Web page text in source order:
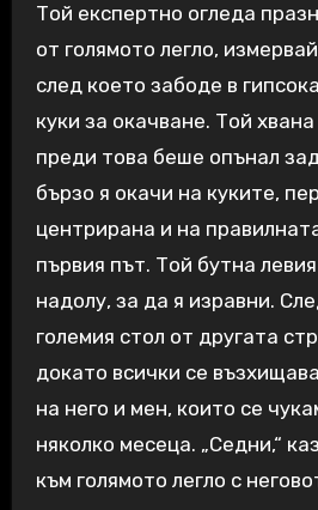
Той експертно огледа
от голямото легло,
след което забоде в
куки за окачване. Той
преди това беше опънал
бързо я окачи на куките,
центрирана и на
първия път. Той бутна
надолу, за да я изравни.
големия стол от другата
докато всички се
на него и мен, които се
няколко месеца. „Седни,“
към голямото легло с